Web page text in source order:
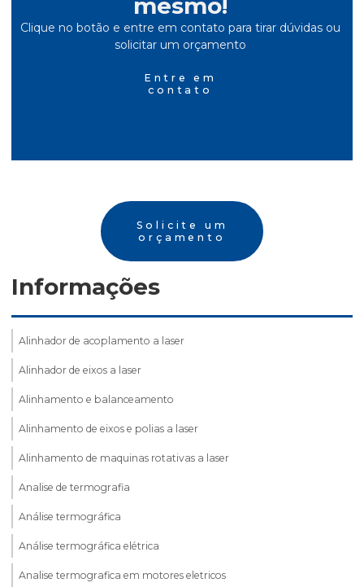
mesmo!
Clique no botão e entre em contato para tirar dúvidas ou
solicitar um orçamento
Entre em
contato
Solicite um
orçamento
Informações
Alinhador de acoplamento a laser
Alinhador de eixos a laser
Alinhamento e balanceamento
Alinhamento de eixos e polias a laser
Alinhamento de maquinas rotativas a laser
Analise de termografia
Análise termográfica
Análise termográfica elétrica
Analise termografica em motores eletricos